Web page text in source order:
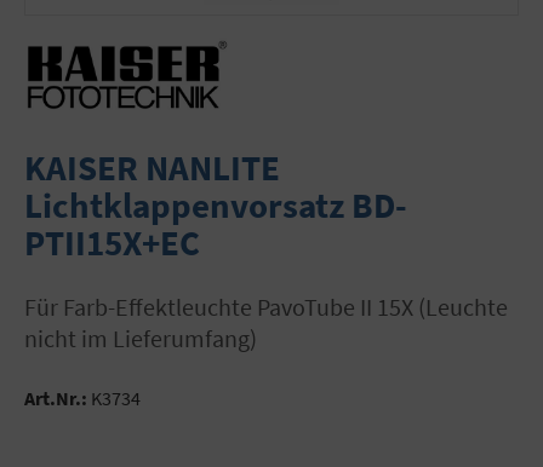
KAISER NANLITE
Lichtklappenvorsatz BD-
PTII15X+EC
für Farb-Effektleuchte PavoTube II 15X (Leuchte
nicht im Lieferumfang)
Art.Nr.: K3734